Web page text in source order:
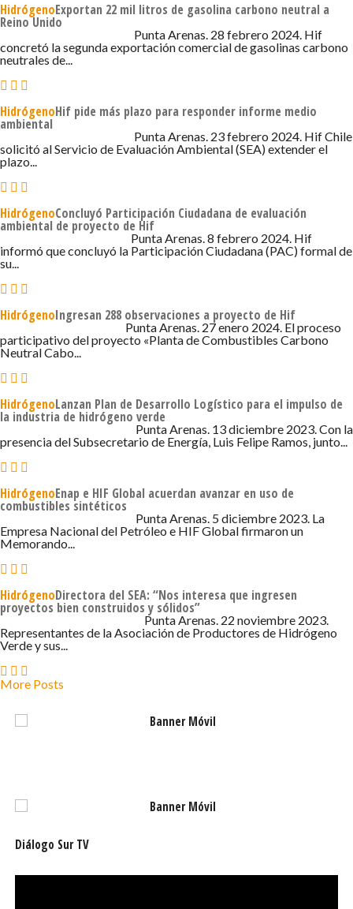
HidrógenoExportan 22 mil litros de gasolina carbono neutral a
Reino Unido
Punta Arenas. 28 febrero 2024. Hif
concretó la segunda exportación comercial de gasolinas carbono
neutrales de...
HidrógenoHif pide más plazo para responder informe medio
ambiental
Punta Arenas. 23 febrero 2024. Hif Chile
solicitó al Servicio de Evaluación Ambiental (SEA) extender el
plazo...
HidrógenoConcluyó Participación Ciudadana de evaluación
ambiental de proyecto de Hif
8 DE FEBRERO DE 2024 - 6:49 Punta Arenas. 8 febrero 2024. Hif
informó que concluyó la Participación Ciudadana (PAC) formal de
su...
HidrógenoIngresan 288 observaciones a proyecto de Hif
27 DE ENERO DE 2024 - 11:02 Punta Arenas. 27 enero 2024. El proceso
participativo del proyecto «Planta de Combustibles Carbono
Neutral Cabo...
HidrógenoLanzan Plan de Desarrollo Logístico para el impulso de
la industria de hidrógeno verde
13 DE DICIEMBRE DE 2023 - 6:13 Punta Arenas. 13 diciembre 2023. Con la
presencia del Subsecretario de Energía, Luis Felipe Ramos, junto...
HidrógenoEnap e HIF Global acuerdan avanzar en uso de
combustibles sintéticos
Punta Arenas. 5 diciembre 2023. La
Empresa Nacional del Petróleo e HIF Global firmaron un
Memorando...
HidrógenoDirectora del SEA: “Nos interesa que ingresen
proyectos bien construidos y sólidos”
22 DE NOVIEMBRE DE 2023 - 6:45 Punta Arenas. 22 noviembre 2023.
Representantes de la Asociación de Productores de Hidrógeno
Verde y sus...
More Posts
Diálogo Sur TV